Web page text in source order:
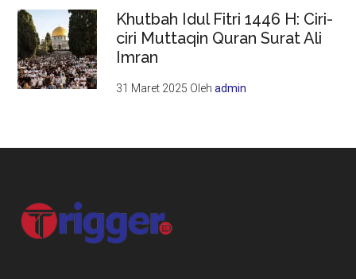
Khutbah Idul Fitri 1446 H: Ciri-
ciri Muttaqin Quran Surat Ali
Imran
31 Maret 2025 Olehadmin
Footer